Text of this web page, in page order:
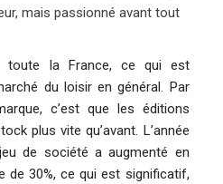
mais passionné avant tout
toute la France, ce qui est
du loisir en général. Par
c’est que les éditions
plus vite qu’avant. L’année
de société a augmenté en
de 30%, ce qui est significatif,